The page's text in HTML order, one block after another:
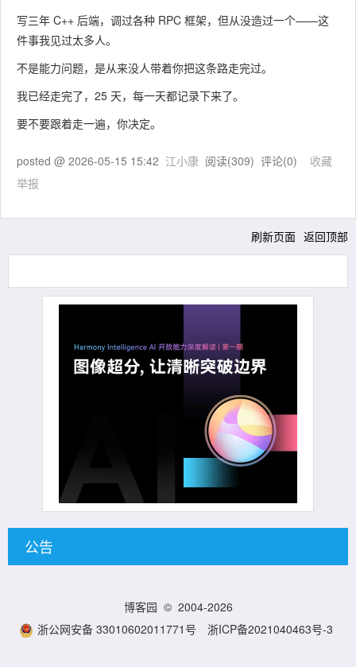
写三年 C++ 后端，调过各种 RPC 框架，但从没造过一个——这
件事我见过太多人。
不是能力问题，是从来没人带着你把这条路走完过。
我已经走完了，25 天，每一天都记录下来了。
要不要跟着走一遍，你决定。
posted @ 2026-05-15 15:42 江小康 阅读(309) 评论(0) 收藏
举报
刷新页面 返回顶部
公告
博客园 © 2004-2026
浙公网安备 33010602011771号
浙ICP备2021040463号-3